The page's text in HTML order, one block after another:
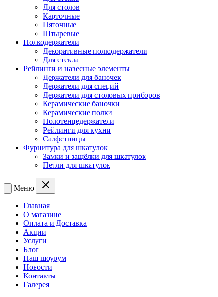
Для столов
Карточные
Пяточные
Штыревые
Полкодержатели
Декоративные полкодержатели
Для стекла
Рейлинги и навесные элементы
Держатели для баночек
Держатели для специй
Держатели для столовых приборов
Керамические баночки
Керамические полки
Полотенцедержатели
Рейлинги для кухни
Салфетницы
Фурнитура для шкатулок
Замки и защёлки для шкатулок
Петли для шкатулок
Меню
Главная
О магазине
Оплата и Доставка
Акции
Услуги
Блог
Наш шоурум
Новости
Контакты
Галерея